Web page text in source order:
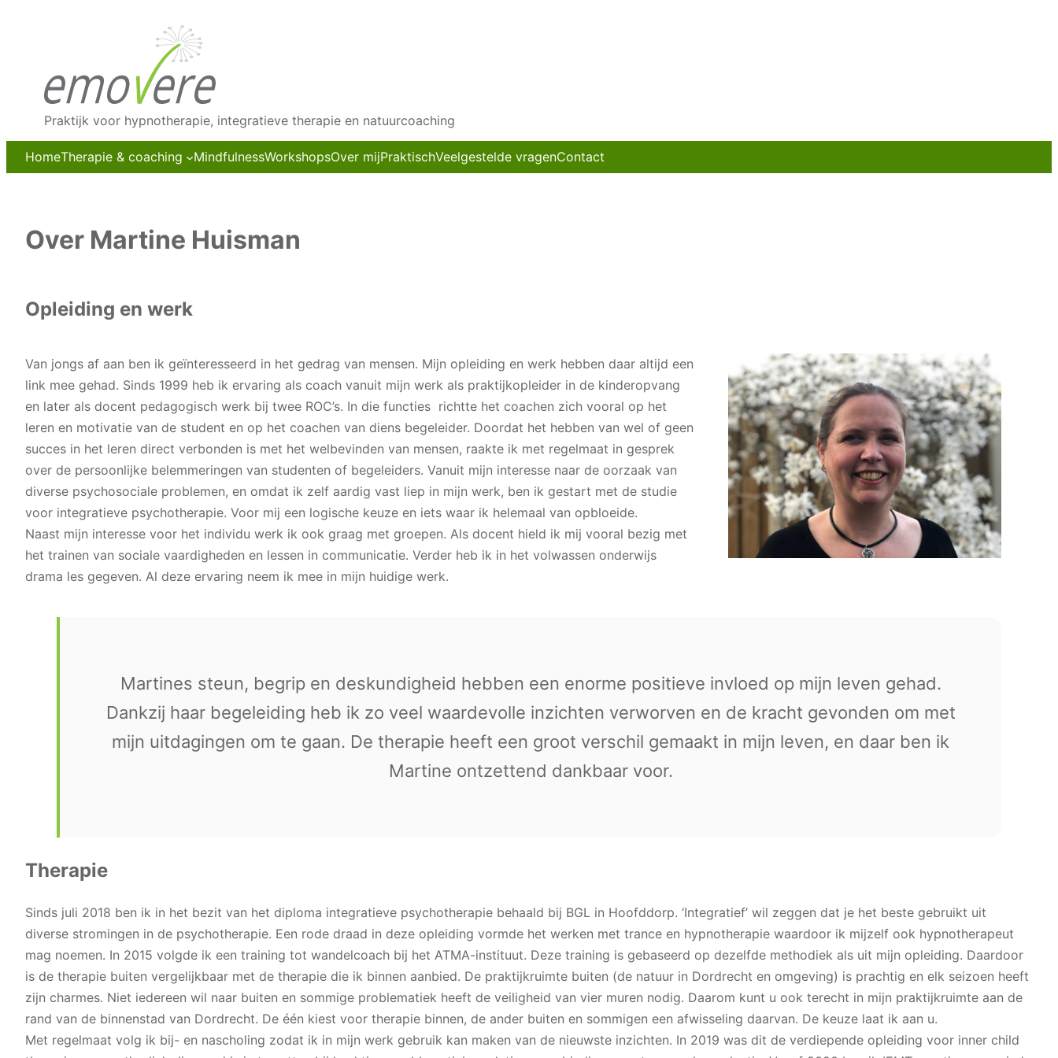
Praktijk voor hypnotherapie, integratieve therapie en natuurcoaching
HomeTherapie & coaching MindfulnessWorkshopsOver mijPraktischVeelgestelde vragenContact
Over Martine Huisman
Opleiding en werk
Van jongs af aan ben ik geïnteresseerd in het gedrag van mensen. Mijn opleiding en werk hebben daar altijd een
link mee gehad. Sinds 1999 heb ik ervaring als coach vanuit mijn werk als praktijkopleider in de kinderopvang
en later als docent pedagogisch werk bij twee ROC’s. In die functies richtte het coachen zich vooral op het
leren en motivatie van de student en op het coachen van diens begeleider. Doordat het hebben van wel of geen
succes in het leren direct verbonden is met het welbevinden van mensen, raakte ik met regelmaat in gesprek
over de persoonlijke belemmeringen van studenten of begeleiders. Vanuit mijn interesse naar de oorzaak van
diverse psychosociale problemen, en omdat ik zelf aardig vast liep in mijn werk, ben ik gestart met de studie
voor integratieve psychotherapie. Voor mij een logische keuze en iets waar ik helemaal van opbloeide.
Naast mijn interesse voor het individu werk ik ook graag met groepen. Als docent hield ik mij vooral bezig met
het trainen van sociale vaardigheden en lessen in communicatie. Verder heb ik in het volwassen onderwijs
drama les gegeven. Al deze ervaring neem ik mee in mijn huidige werk.
Martines steun, begrip en deskundigheid hebben een enorme positieve invloed op mijn leven gehad.
Dankzij haar begeleiding heb ik zo veel waardevolle inzichten verworven en de kracht gevonden om met
mijn uitdagingen om te gaan. De therapie heeft een groot verschil gemaakt in mijn leven, en daar ben ik
Martine ontzettend dankbaar voor.
Therapie
Sinds juli 2018 ben ik in het bezit van het diploma integratieve psychotherapie behaald bij BGL in Hoofddorp. ‘Integratief’ wil zeggen dat je het beste gebruikt uit
diverse stromingen in de psychotherapie. Een rode draad in deze opleiding vormde het werken met trance en hypnotherapie waardoor ik mijzelf ook hypnotherapeut
mag noemen. In 2015 volgde ik een training tot wandelcoach bij het ATMA-instituut. Deze training is gebaseerd op dezelfde methodiek als uit mijn opleiding. Daardoor
is de therapie buiten vergelijkbaar met de therapie die ik binnen aanbied. De praktijkruimte buiten (de natuur in Dordrecht en omgeving) is prachtig en elk seizoen heeft
zijn charmes. Niet iedereen wil naar buiten en sommige problematiek heeft de veiligheid van vier muren nodig. Daarom kunt u ook terecht in mijn praktijkruimte aan de
rand van de binnenstad van Dordrecht. De één kiest voor therapie binnen, de ander buiten en sommigen een afwisseling daarvan. De keuze laat ik aan u.
Met regelmaat volg ik bij- en nascholing zodat ik in mijn werk gebruik kan maken van de nieuwste inzichten. In 2019 was dit de verdiepende opleiding voor inner child